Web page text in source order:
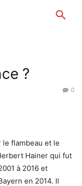
?
0
le flambeau et le
Hainer qui fut
à 2016 et
en 2014. Il